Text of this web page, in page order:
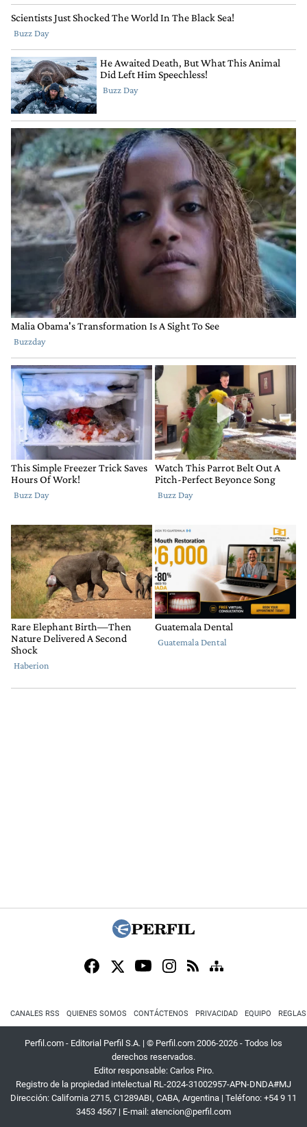
CANALES RSS QUIENES SOMOS CONTÁCTENOS PRIVACIDAD EQUIPO
Perfil.com - Editorial Perfil S.A. | © Perfil.com 2006-2026 - Todos los
derechos reservados.
Editor responsable: Carlos Piro.
Registro de la propiedad intelectual RL-2024-31002957-APN-DNDA#MJ
Dirección: California 2715, C1289ABI, CABA, Argentina | Teléfono: +54 9 11
3453 4567 | E-mail: atencion@perfil.com